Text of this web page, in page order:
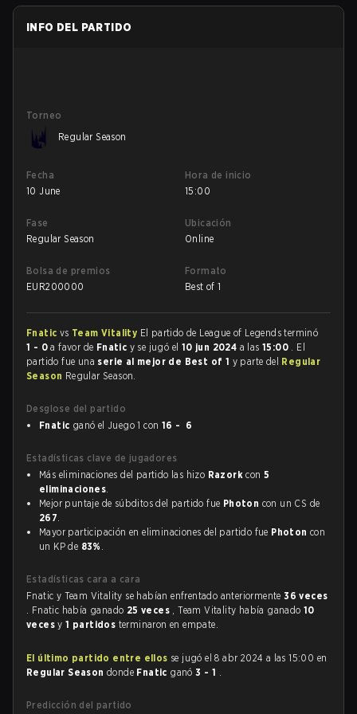
INFO DEL PARTIDO
Torneo
Regular Season
Fecha
10 June
Hora de inicio
15:00
Fase
Regular Season
Ubicación
Online
Bolsa de premios
EUR200000
Formato
Best of 1
Fnatic vs Team Vitality El partido de League of Legends terminó
1 - 0 a favor de Fnatic y se jugó el 10 jun 2024 a las15:00 . El
partido fue una serie al mejor de Best of 1 y parte del Regular
Season Regular Season.
Desglose del partido
Fnatic ganó el Juego 1 con 16 - 6
Estadísticas clave de jugadores
Más eliminaciones del partido las hizo Razork con5
eliminaciones.
Mejor puntaje de súbditos del partido fue Photon con un CS de
267.
Mayor participación en eliminaciones del partido fue Photon con
un KP de 83% .
Estadísticas cara a cara
Fnatic y Team Vitality se habían enfrentado anteriormente36 veces
. Fnatic había ganado 25 veces , Team Vitality había ganado10
vecesy1 partidos terminaron en empate.
El último partido entre ellos se jugó el 8 abr 2024 a las 15:00 en
Regular Season donde Fnatic ganó3 - 1 .
Predicción del partido